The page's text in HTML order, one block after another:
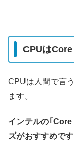
CPUは
CPUは人間で言
ます。
インテルの｢
ズがおすすめです